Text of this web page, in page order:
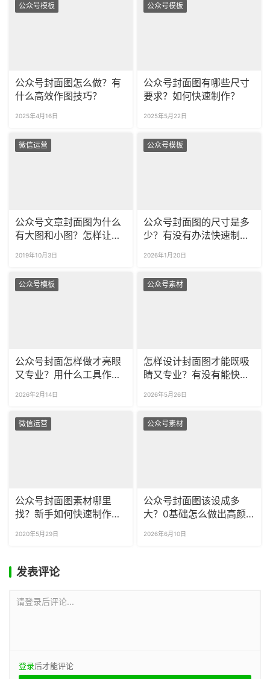
公众号模板
公众号封面图怎么做？有
什么高效作图技巧？
2025年4月16日
公众号模板
公众号封面图有哪些尺寸
要求？如何快速制作？
2025年5月22日
微信运营
公众号文章封面图为什么
有大图和小图？怎样让订
2019年10月3日
公众号模板
公众号封面图的尺寸是多
少？有没有办法快速制作
2026年1月20日
公众号模板
公众号封面怎样做才亮眼
又专业？用什么工具作图
2026年2月14日
公众号素材
怎样设计封面图才能既吸
睛又专业？有没有能快速
2026年5月26日
微信运营
公众号封面图素材哪里
找？新手如何快速制作公
2020年5月29日
公众号素材
公众号封面图该设成多
大？0基础怎么做出高颜
2026年6月10日
发表评论
请登录后评论...
登录后才能评论